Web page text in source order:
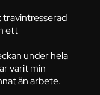
travintresserad
ett
under hela
varit min
än arbete.